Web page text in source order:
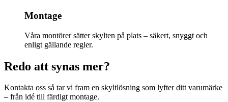
Montage
Våra montörer sätter skylten på plats – säkert, snyggt och
enligt gällande regler.
Redo att synas mer?
Kontakta oss så tar vi fram en skyltlösning som lyfter ditt varumärke
– från idé till färdigt montage.